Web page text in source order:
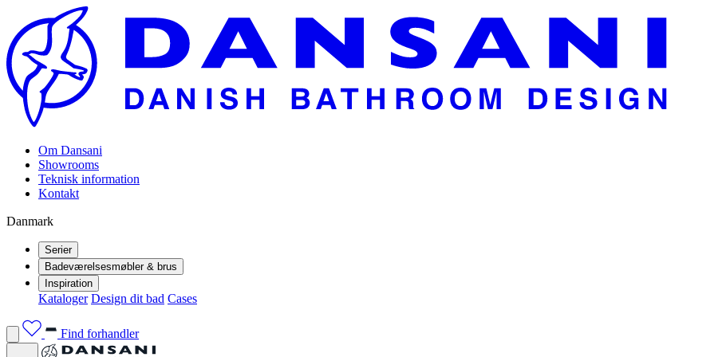
Om Dansani
Showrooms
Teknisk information
Kontakt
Danmark
Serier
Badeværelsesmøbler & brus
Inspiration
Kataloger Design dit bad Cases
Find forhandler